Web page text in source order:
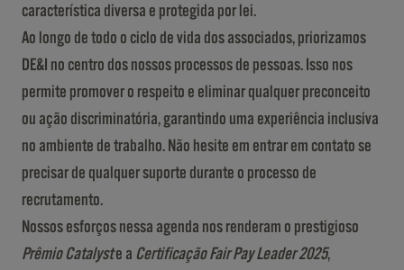
característica diversa e protegida por lei.
Ao longo de todo o ciclo de vida dos associados, priorizamos
DE&I no centro dos nossos processos de pessoas. Isso nos
permite promover o respeito e eliminar qualquer preconceito
ou ação discriminatória, garantindo uma experiência inclusiva
no ambiente de trabalho. Não hesite em entrar em contato se
precisar de qualquer suporte durante o processo de
recrutamento.
Nossos esforços nessa agenda nos renderam o prestigioso
Prêmio Catalyste a Certificação Fair Pay Leader 2025,